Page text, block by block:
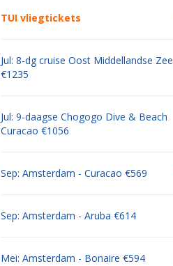
TUI vliegtickets
Jul: 8-dg cruise Oost Middellandse Zee
€1235
Jul: 9-daagse Chogogo Dive & Beach
Curacao €1056
Sep: Amsterdam - Curacao €569
Sep: Amsterdam - Aruba €614
Mei: Amsterdam - Bonaire €594